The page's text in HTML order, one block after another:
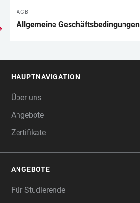
LINKS
AGB
Allgemeine Geschäftsbedingungen
HAUPTNAVIGATION
Über uns
Angebote
Zertifikate
ANGEBOTE
Für Studierende